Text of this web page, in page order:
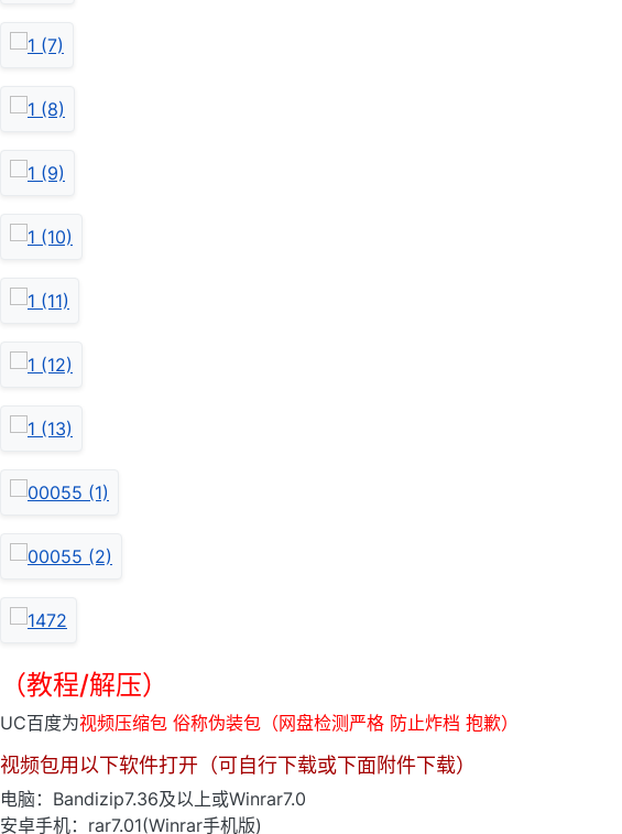
（教程/解压）
UC百度为视频压缩包 俗称伪装包（网盘检测严格 防止炸档 抱歉）
视频包用以下软件打开（可自行下载或下面附件下载）
电脑：Bandizip7.36及以上或Winrar7.0
安卓手机：rar7.01(Winrar手机版)